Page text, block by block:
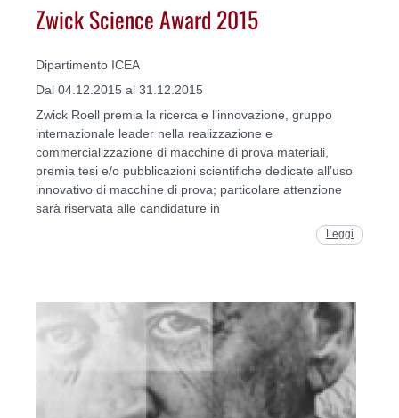
Zwick Science Award 2015
Dipartimento ICEA
Dal 04.12.2015 al 31.12.2015
Zwick Roell premia la ricerca e l’innovazione, gruppo
internazionale leader nella realizzazione e
commercializzazione di macchine di prova materiali,
premia tesi e/o pubblicazioni scientifiche dedicate all’uso
innovativo di macchine di prova; particolare attenzione
sarà riservata alle candidature in
Leggi